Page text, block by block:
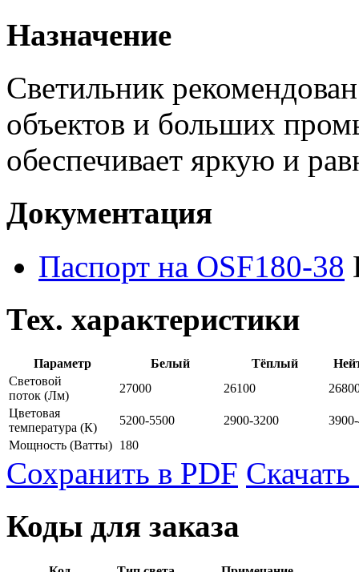
Назначение
Светильник
объектов и больших
обеспечивает яркую и
Документация
Паспорт на OSF180-38
Тех. характеристики
Параметр Белый Тёплый
Световой
поток (Лм)
27000 26100
Цветовая
температура (К)
5200-5500 2900-3200
Мощность (Ватты) 180
Сохранить в PDF
Коды для заказа